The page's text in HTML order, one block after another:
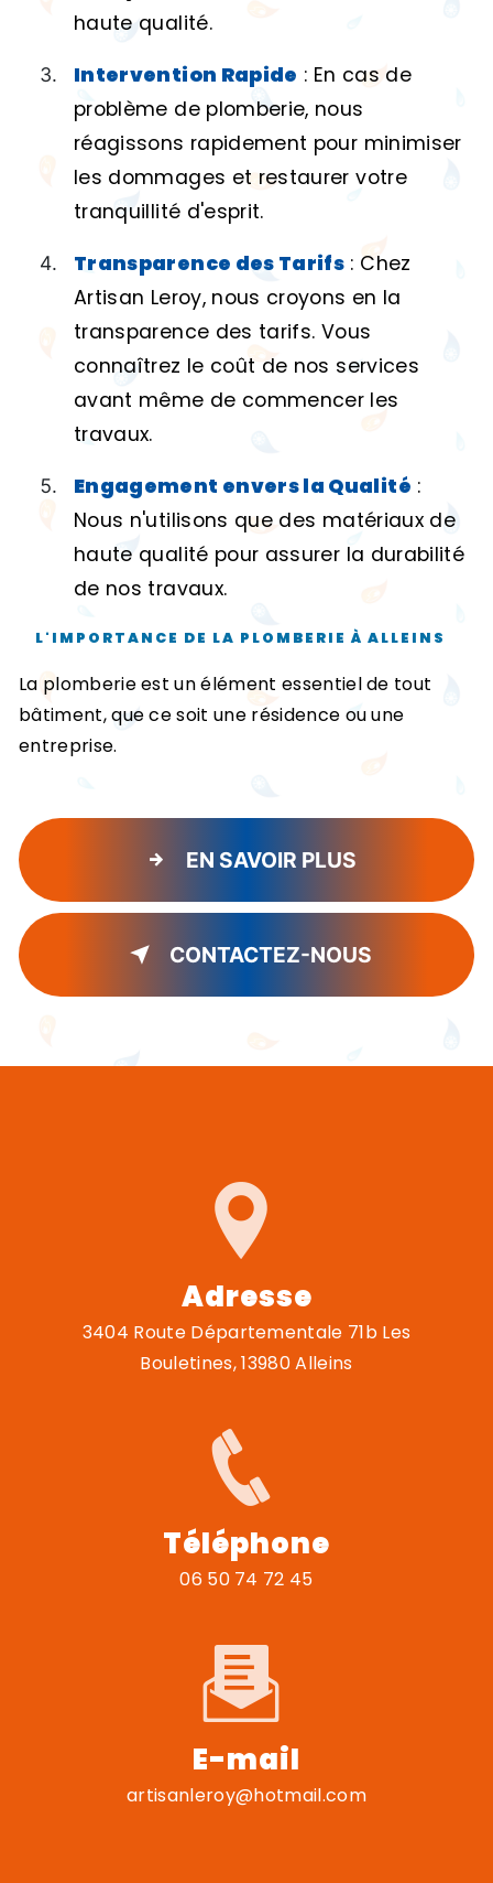
haute qualité.
Intervention Rapide : En cas de
problème de plomberie, nous
réagissons rapidement pour minimiser
les dommages et restaurer votre
tranquillité d'esprit.
Transparence des Tarifs : Chez
Artisan Leroy, nous croyons en la
transparence des tarifs. Vous
connaîtrez le coût de nos services
avant même de commencer les
travaux.
Engagement envers la Qualité :
Nous n'utilisons que des matériaux de
haute qualité pour assurer la durabilité
de nos travaux.
L'IMPORTANCE DE LA PLOMBERIE À ALLEINS
La plomberie est un élément essentiel de tout
bâtiment, que ce soit une résidence ou une
entreprise.
EN SAVOIR PLUS
CONTACTEZ-NOUS
Adresse
3404 Route Départementale 71b Les
Bouletines, 13980 Alleins
Téléphone
06 50 74 72 45
E-mail
artisanleroy@hotmail.com